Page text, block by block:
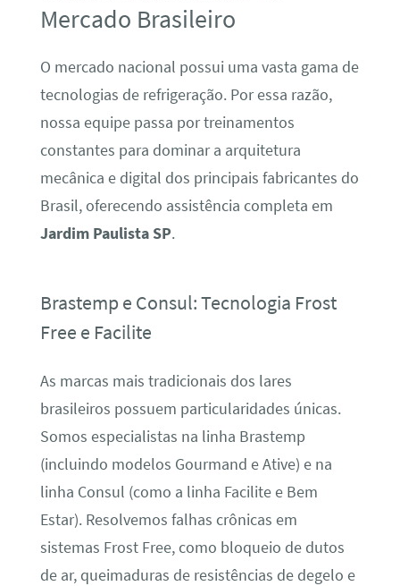
Mercado Brasileiro
O mercado nacional possui uma vasta gama de
tecnologias de refrigeração. Por essa razão,
nossa equipe passa por treinamentos
constantes para dominar a arquitetura
mecânica e digital dos principais fabricantes do
Brasil, oferecendo assistência completa em
Jardim Paulista SP.
Brastemp e Consul: Tecnologia Frost
Free e Facilite
As marcas mais tradicionais dos lares
brasileiros possuem particularidades únicas.
Somos especialistas na linha Brastemp
(incluindo modelos Gourmand e Ative) e na
linha Consul (como a linha Facilite e Bem
Estar). Resolvemos falhas crônicas em
sistemas Frost Free, como bloqueio de dutos
de ar, queimaduras de resistências de degelo e